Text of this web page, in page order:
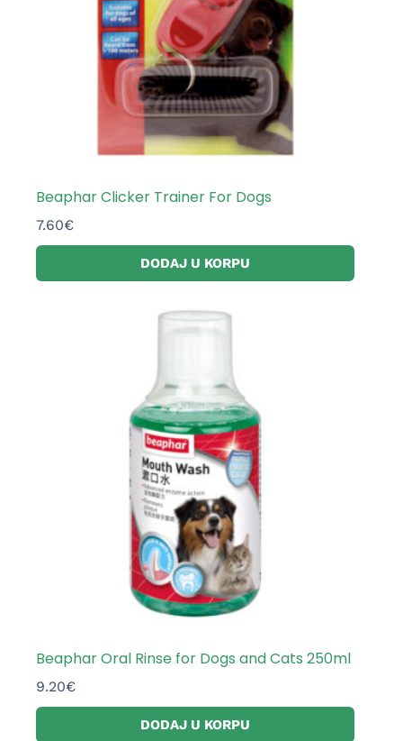
Beaphar Clicker Trainer For Dogs
7.60€
DODAJ U KORPU
Beaphar Oral Rinse for Dogs and Cats 250ml
9.20€
DODAJ U KORPU